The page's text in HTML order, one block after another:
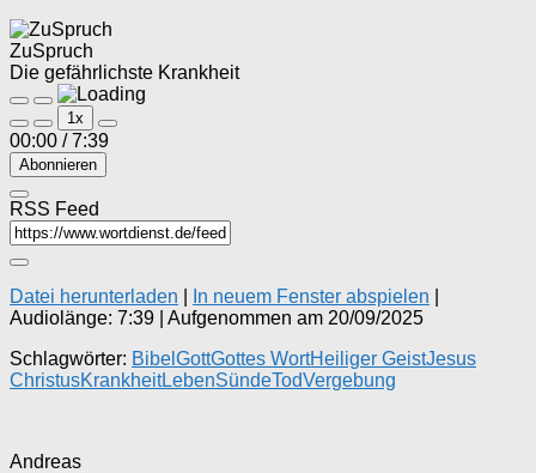
ZuSpruch
Die gefährlichste Krankheit
Play
Episode
Pause
Episode
1x
00:00 / 7:39
Abonnieren
RSS Feed
Datei herunterladen In neuem Fenster abspielen
Audiolänge: 7:39
Aufgenommen am 20/09/2025
Schlagwörter: Bibel GottGottes WortHeiliger GeistJesus
ChristusKrankheitLebenSündeTodVergebung
Andreas